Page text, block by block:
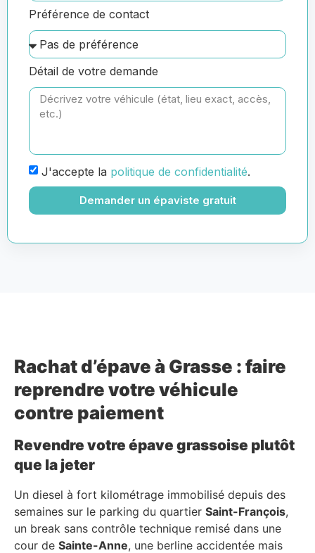
Préférence de contact
Détail de votre demande
J'accepte la politique de confidentialité.
Demander un épaviste gratuit
Rachat d’épave à Grasse : faire
reprendre votre véhicule
contre paiement
Revendre votre épave grassoise plutôt
que la jeter
Un diesel à fort kilométrage immobilisé depuis des
semaines sur le parking du quartier Saint-François,
un break sans contrôle technique remisé dans une
cour de Sainte-Anne, une berline accidentée mais